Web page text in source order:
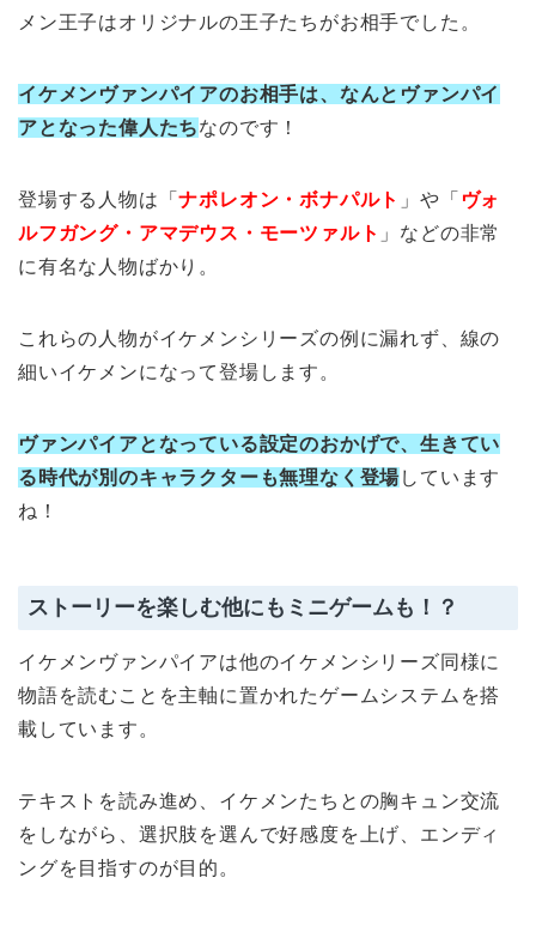
メン王子はオリジナルの王子たちがお相手でした。
イケメンヴァンパイアのお相手は、なんとヴァンパイ
アとなった偉人たちなのです！
登場する人物は「ナポレオン・ボナパルト 」や「 ヴォ
ルフガング・アマデウス・モーツァルト 」などの非常
に有名な人物ばかり。
これらの人物がイケメンシリーズの例に漏れず、線の
細いイケメンになって登場します。
ヴァンパイアとなっている設定のおかげで、生きてい
る時代が別のキャラクターも無理なく登場しています
ね！
ストーリーを楽しむ他にもミニゲームも！？
イケメンヴァンパイアは他のイケメンシリーズ同様に
物語を読むことを主軸に置かれたゲームシステムを搭
載しています。
テキストを読み進め、イケメンたちとの胸キュン交流
をしながら、選択肢を選んで好感度を上げ、エンディ
ングを目指すのが目的。